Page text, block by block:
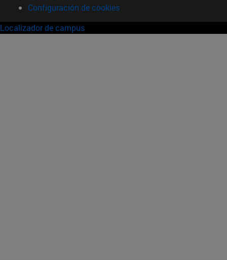
Configuración de cookies
Localizador de campus